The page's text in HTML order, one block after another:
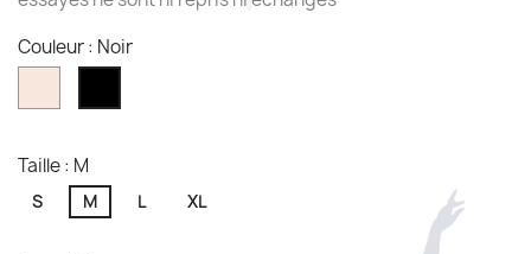
Couleur : Noir
Taille : M
S M L XL